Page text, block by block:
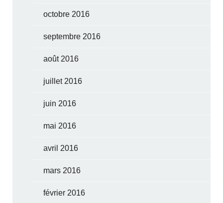
octobre 2016
septembre 2016
août 2016
juillet 2016
juin 2016
mai 2016
avril 2016
mars 2016
février 2016